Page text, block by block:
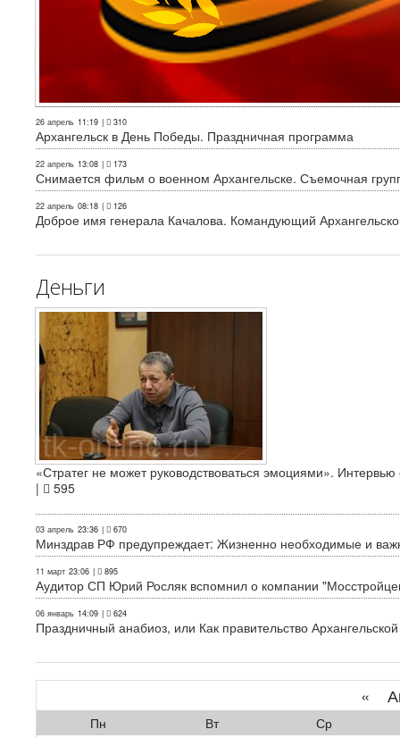
26 апрель 11:19 | 310
Архангельск в День Победы. Праздничная программа
22 апрель 13:08 | 173
Снимается фильм о военном Архангельске. Съемочная
22 апрель 08:18 | 126
Доброе имя генерала Качалова. Командующий
Деньги
«Стратег не может руководствоваться эмоциями».
|
595
03 апрель 23:36 | 670
Минздрав РФ предупреждает: Жизненно необходимые и
11 март 23:06 | 895
Аудитор СП Юрий Росляк вспомнил о компании
06 январь 14:09 | 624
Праздничный анабиоз, или Как правительство
«
Пн Вт
Ср